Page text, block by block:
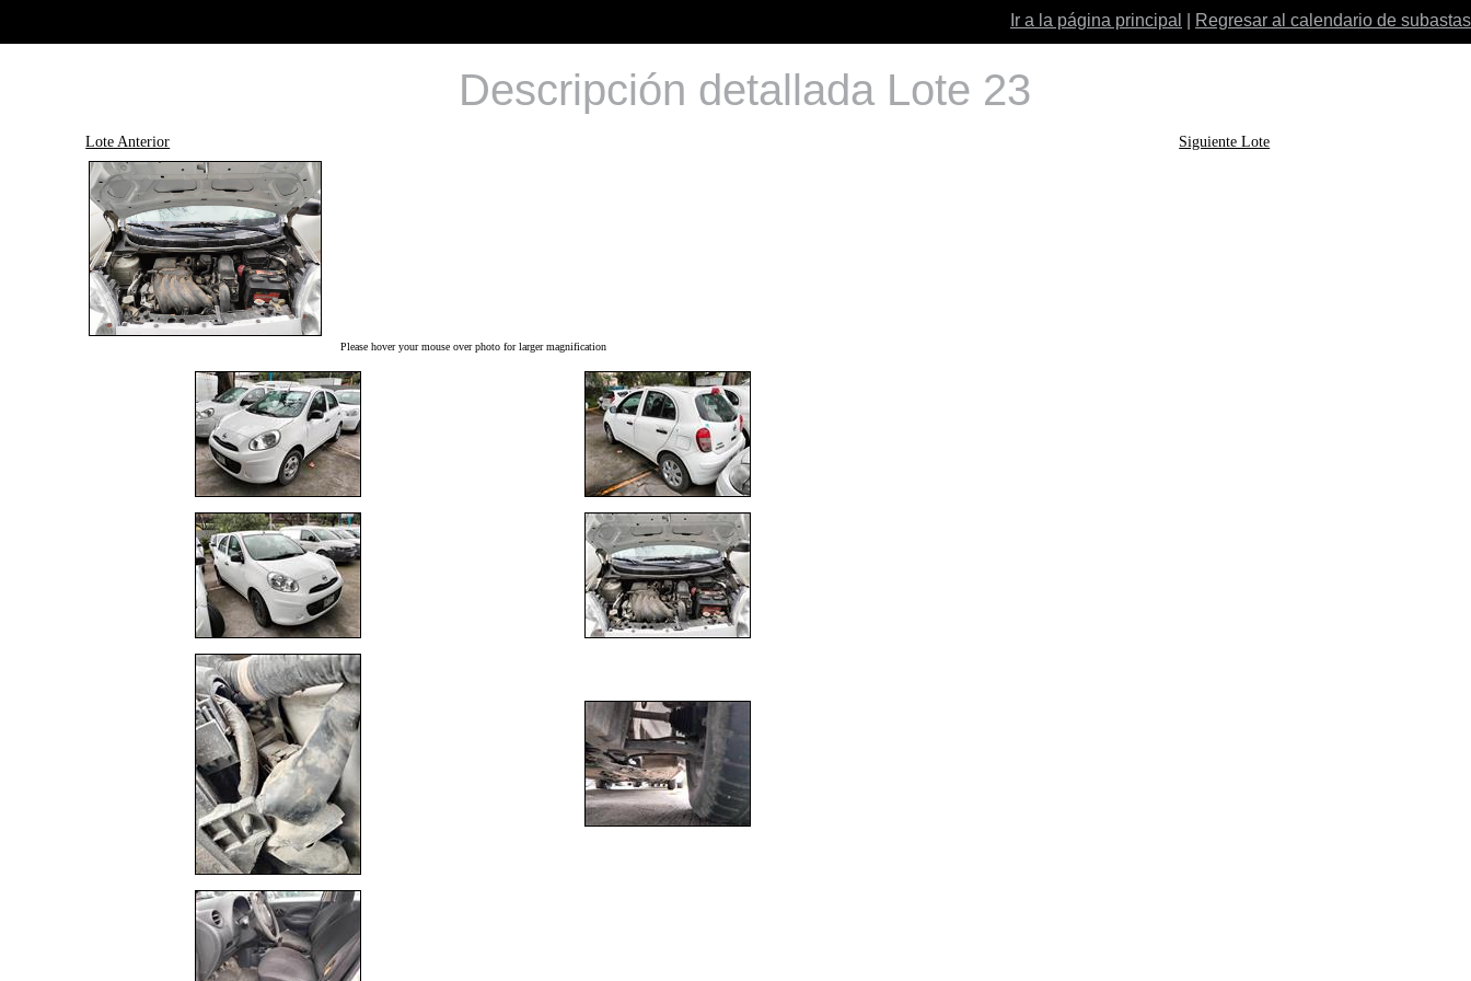
Ir a la página principal Regresar al calendario de subastas
Descripción detallada Lote 23
Lote Anterior Siguiente Lote
Please hover your mouse over photo for larger magnification